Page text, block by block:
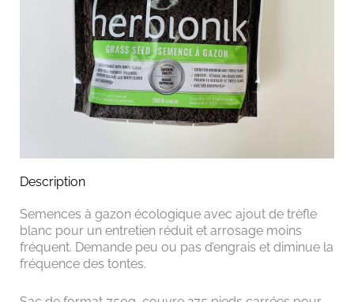
Description
Semences à gazon écologique avec ajout de trèfle
blanc pour un entretien réduit et arrosage moins
fréquent. Demande peu ou pas d’engrais et diminue la
fréquence des tontes.